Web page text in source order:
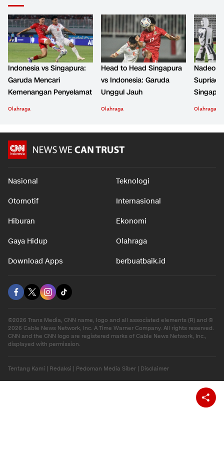
Indonesia vs Singapura:
Garuda Mencari
Kemenangan Penyelamat
Olahraga
Head to Head Singapura
vs Indonesia: Garuda
Unggul Jauh
Olahraga
Nadeo
Supriadi
Olahraga
Nasional Teknologi
Otomotif Internasional
Hiburan Ekonomi
Gaya Hidup Olahraga
Download Apps berbuatbaik.id
©2026 Trans Media, CNN name, logo and all associated elements (R) and ©
2026 Cable News Network, Inc. A Time Warner Company. All rights reserved.
CNN and the CNN logo are registered marks of Cable News Network, Inc.,
displayed with permission.
Tentang Kami | Redaksi | Pedoman Media Siber | Disclaimer